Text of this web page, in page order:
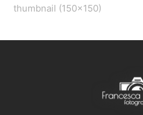
thumbnail (150x150)